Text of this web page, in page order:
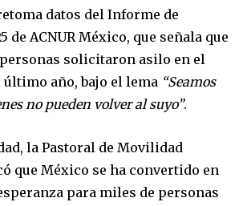
datos del Informe de
de ACNUR México, que señala que
personas solicitaron asilo en el
año, bajo el lema “Seamos
no pueden volver al suyo”.
la Pastoral de Movilidad
que México se ha convertido en
para miles de personas